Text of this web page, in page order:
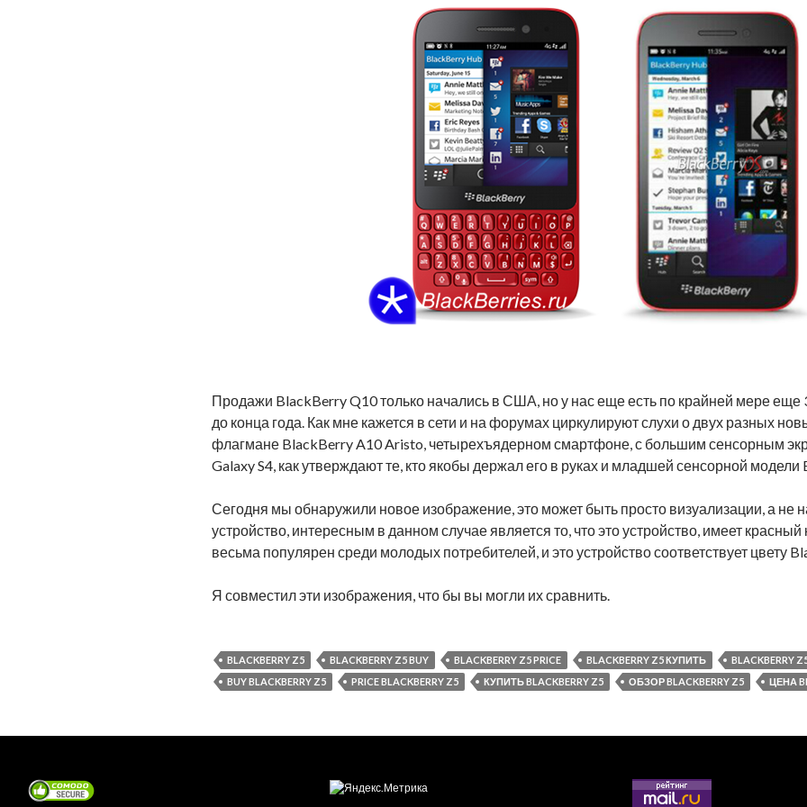
Продажи BlackBerry Q10 только начались в США, но у нас еще есть по крайней мере еще
до конца года. Как мне кажется в сети и на форумах циркулируют слухи о двух разных
флагмане BlackBerry A10 Aristo, четырехъядерном смартфоне, с большим сенсорным
Galaxy S4, как утверждают те, кто якобы держал его в руках и младшей сенсорной модели
Сегодня мы обнаружили новое изображение, это может быть просто визуализации, а не
устройство, интересным в данном случае является то, что это устройство, имеет красный
весьма популярен среди молодых потребителей, и это устройство соответствует цвету
Я совместил эти изображения, что бы вы могли их сравнить.
BLACKBERRY Z5 BLACKBERRY Z5 BUY BLACKBERRY Z5 PRICE BLACKBERRY Z5 КУПИТЬ BLACKBERRY
BUY BLACKBERRY Z5
PRICE BLACKBERRY Z5 КУПИТЬ BLACKBERRY Z5 ОБЗОР BLACKBERRY Z5 ЦЕНА